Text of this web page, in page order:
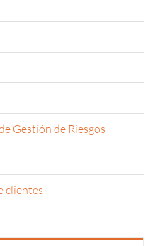
Gestión de Riesgos
clientes